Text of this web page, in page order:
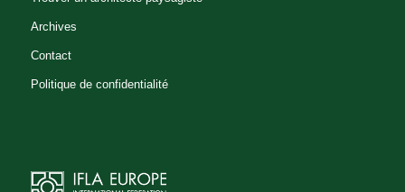
Archives
Contact
Politique de confidentialité